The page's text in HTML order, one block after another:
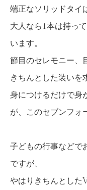
端正なソリッドタイ
大人なら1本は持っ
います。
節目のセレモニー、
きちんとした装いを
身につけるだけで身
が、このセブンフォ
子どもの行事などで
ですが、
やはりきちんとした